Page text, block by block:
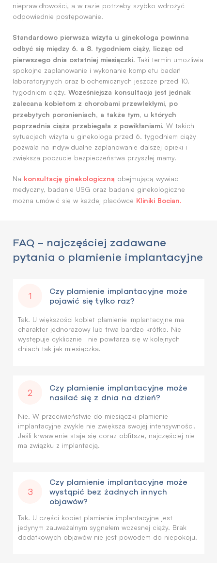
nieprawidłowości, a w razie potrzeby szybko wdrożyć
odpowiednie postępowanie.
Standardowo pierwsza wizyta u ginekologa powinna
odbyć się między 6. a 8. tygodniem ciąży, licząc od
pierwszego dnia ostatniej miesiączki. Taki termin umożliwia
spokojne zaplanowanie i wykonanie kompletu badań
laboratoryjnych oraz biochemicznych jeszcze przed 10.
tygodniem ciąży. Wcześniejsza konsultacja jest jednak
zalecana kobietom z chorobami przewlekłymi, po
przebytych poronieniach, a także tym, u których
poprzednia ciąża przebiegała z powikłaniami. W takich
sytuacjach wizyta u ginekologa przed 6. tygodniem ciąży
pozwala na indywidualne zaplanowanie dalszej opieki i
zwiększa poczucie bezpieczeństwa przyszłej mamy.
Na konsultację ginekologiczną obejmującą wywiad
medyczny, badanie USG oraz badanie ginekologiczne
można umówić się w każdej placówce Kliniki Bocian.
FAQ – najczęściej zadawane
pytania o plamienie implantacyjne
1
Czy plamienie implantacyjne może
pojawić się tylko raz?
Tak. U większości kobiet plamienie implantacyjne ma
charakter jednorazowy lub trwa bardzo krótko. Nie
występuje cyklicznie i nie powtarza się w kolejnych
dniach tak jak miesiączka.
2
Czy plamienie implantacyjne może
nasilać się z dnia na dzień?
Nie. W przeciwieństwie do miesiączki plamienie
implantacyjne zwykle nie zwiększa swojej intensywności.
Jeśli krwawienie staje się coraz obfitsze, najczęściej nie
ma związku z implantacją.
3
Czy plamienie implantacyjne może
wystąpić bez żadnych innych
objawów?
Tak. U części kobiet plamienie implantacyjne jest
jedynym zauważalnym sygnałem wczesnej ciąży. Brak
dodatkowych objawów nie jest powodem do niepokoju.